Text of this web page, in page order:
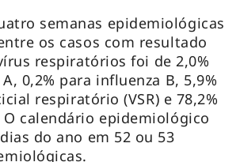
semanas epidemiológicas
os casos com resultado
respiratórios foi de 2,0%
0,2% para influenza B, 5,9%
respiratório (VSR) e 78,2%
O calendário epidemiológico
do ano em 52 ou 53